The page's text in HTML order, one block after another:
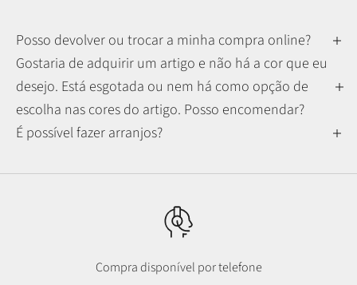
Posso devolver ou trocar a minha compra online?
Gostaria de adquirir um artigo e não há a cor que eu
desejo. Está esgotada ou nem há como opção de
escolha nas cores do artigo. Posso encomendar?
É possível fazer arranjos?
Compra disponível por telefone